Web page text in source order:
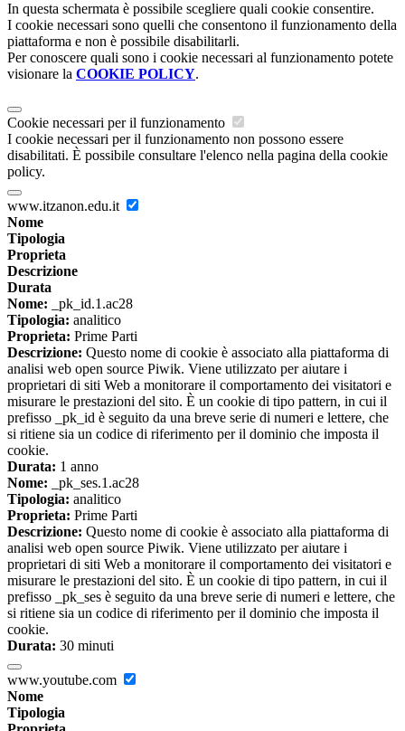
In questa schermata è possibile scegliere quali cookie consentire.
I cookie necessari sono quelli che consentono il funzionamento della
piattaforma e non è possibile disabilitarli.
Per conoscere quali sono i cookie necessari al funzionamento potete
visionare la COOKIE POLICY.
Cookie necessari per il funzionamento
I cookie necessari per il funzionamento non possono essere
disabilitati. È possibile consultare l'elenco nella pagina della cookie
policy.
www.itzanon.edu.it
Nome
Tipologia
Proprieta
Descrizione
Durata
Nome: _pk_id.1.ac28
Tipologia: analitico
Proprieta: Prime Parti
Descrizione: Questo nome di cookie è associato alla piattaforma di
analisi web open source Piwik. Viene utilizzato per aiutare i
proprietari di siti Web a monitorare il comportamento dei visitatori e
misurare le prestazioni del sito. È un cookie di tipo pattern, in cui il
prefisso _pk_id è seguito da una breve serie di numeri e lettere, che
si ritiene sia un codice di riferimento per il dominio che imposta il
cookie.
Durata: 1 anno
Nome: _pk_ses.1.ac28
Tipologia: analitico
Proprieta: Prime Parti
Descrizione: Questo nome di cookie è associato alla piattaforma di
analisi web open source Piwik. Viene utilizzato per aiutare i
proprietari di siti Web a monitorare il comportamento dei visitatori e
misurare le prestazioni del sito. È un cookie di tipo pattern, in cui il
prefisso _pk_ses è seguito da una breve serie di numeri e lettere, che
si ritiene sia un codice di riferimento per il dominio che imposta il
cookie.
Durata: 30 minuti
www.youtube.com
Nome
Tipologia